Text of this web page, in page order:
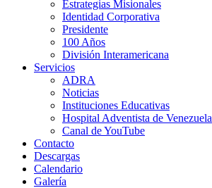
Estrategias Misionales
Identidad Corporativa
Presidente
100 Años
División Interamericana
Servicios
ADRA
Noticias
Instituciones Educativas
Hospital Adventista de Venezuela
Canal de YouTube
Contacto
Descargas
Calendario
Galería